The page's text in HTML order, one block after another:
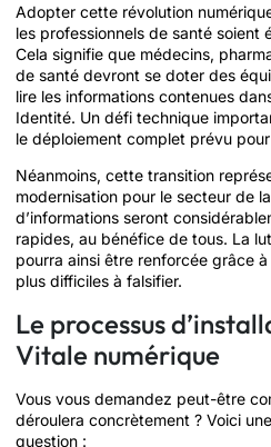
Adopter cette révolution
les professionnels de santé soient
Cela signifie que médecins,
de santé devront se doter des
lire les informations contenues
Identité. Un défi technique
le déploiement complet prévu
Néanmoins, cette transition
modernisation pour le secteur de
d’informations seront
rapides, au bénéfice de tous. La
pourra ainsi être renforcée grâce
plus difficiles à falsifier.
Le processus
Vitale numérique
Vous vous demandez peut-être
déroulera concrètement ? Voici
question :